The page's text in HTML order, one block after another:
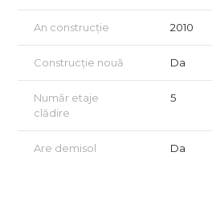
An construcție 2010
Construcție nouă Da
Număr etaje
clădire
5
Are demisol Da